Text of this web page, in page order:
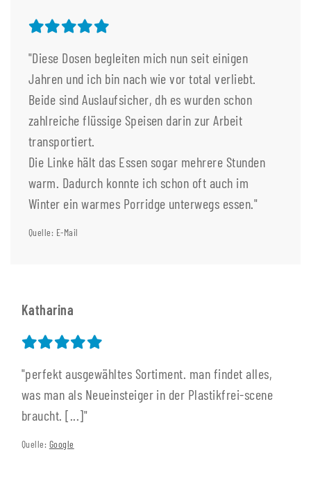
"Diese Dosen begleiten mich nun seit einigen
Jahren und ich bin nach wie vor total verliebt.
Beide sind Auslaufsicher, dh es wurden schon
zahlreiche flüssige Speisen darin zur Arbeit
transportiert.
Die Linke hält das Essen sogar mehrere Stunden
warm. Dadurch konnte ich schon oft auch im
Winter ein warmes Porridge unterwegs essen."
Quelle: E-Mail
Katharina
"perfekt ausgewähltes Sortiment. man findet alles,
was man als Neueinsteiger in der Plastikfrei-scene
braucht. [...]"
Quelle: Google